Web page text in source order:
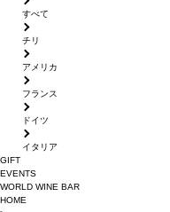
すべて
チリ
アメリカ
フランス
ドイツ
イタリア
GIFT
EVENTS
WORLD WINE BAR
HOME